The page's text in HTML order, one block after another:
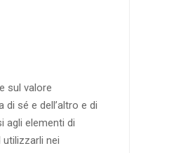
sul valore
sé e dell’altro e di
agli elementi di
nei